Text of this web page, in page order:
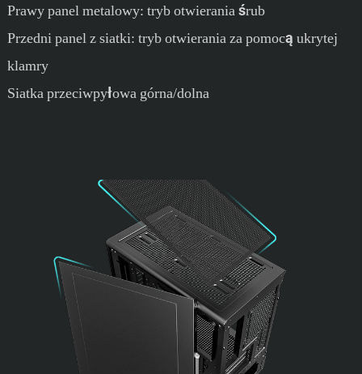
Prawy panel metalowy: tryb otwierania śrub
Przedni panel z siatki: tryb otwierania za pomocą ukrytej
klamry
Siatka przeciwpyłowa górna/dolna